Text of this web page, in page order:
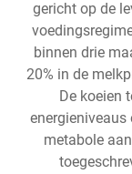
gericht op de
binnen drie
20% in de
De koeien
energieniveaus
metabole